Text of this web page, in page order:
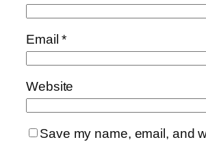
Email*
Website
Save my name, email, and